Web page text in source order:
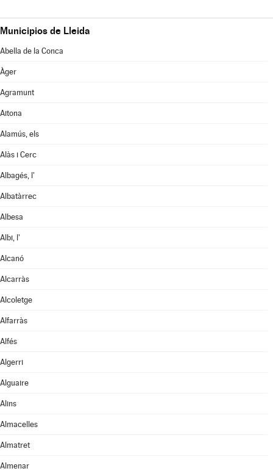
Municipios de Lleida
Abella de la Conca
Àger
Agramunt
Aitona
Alamús, els
Alàs i Cerc
Albagés, l'
Albatàrrec
Albesa
Albi, l'
Alcanó
Alcarràs
Alcoletge
Alfarràs
Alfés
Algerri
Alguaire
Alins
Almacelles
Almatret
Almenar